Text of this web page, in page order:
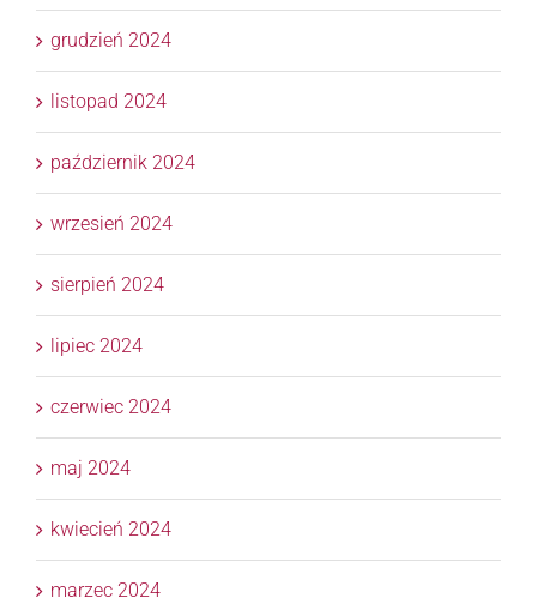
grudzień 2024
listopad 2024
październik 2024
wrzesień 2024
sierpień 2024
lipiec 2024
czerwiec 2024
maj 2024
kwiecień 2024
marzec 2024